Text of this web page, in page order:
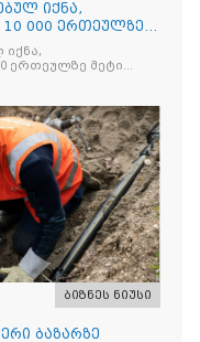
იქნა,
000 ერთეულზე
იქნა,
ერთეულზე მეტი
ნიშანდებული
ბიზნეს ნიუსი
ბაზარზე